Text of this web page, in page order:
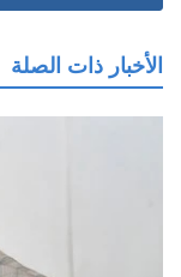
الأخبار ذات الصلة